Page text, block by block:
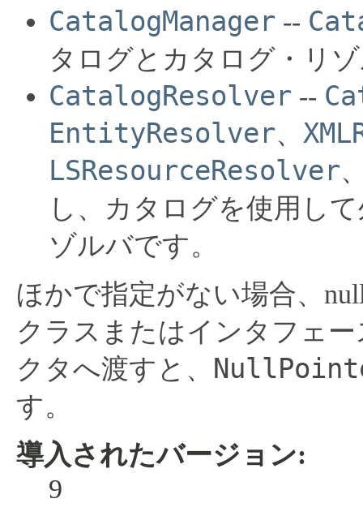
CatalogManager --
タログとカタログ・リ
CatalogResolver --
EntityResolver、
LSResourceResolver
し、カタログを使用し
ゾルバです。
ほかで指定がない場合、
クラスまたはインタフェ
クタへ渡すと、
す。
導入されたバージョン:
9